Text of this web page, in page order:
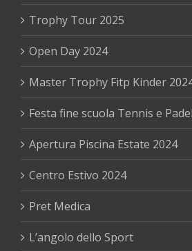
Trophy Tour 2025
Open Day 2024
Master Trophy Fitp Kinder
Festa fine scuola Tennis e Padel
Apertura Piscina Estate 2024
Centro Estivo 2024
Pret Medica
L’angolo dello Sport